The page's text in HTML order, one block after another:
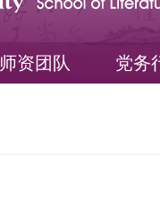
师资团队 党务